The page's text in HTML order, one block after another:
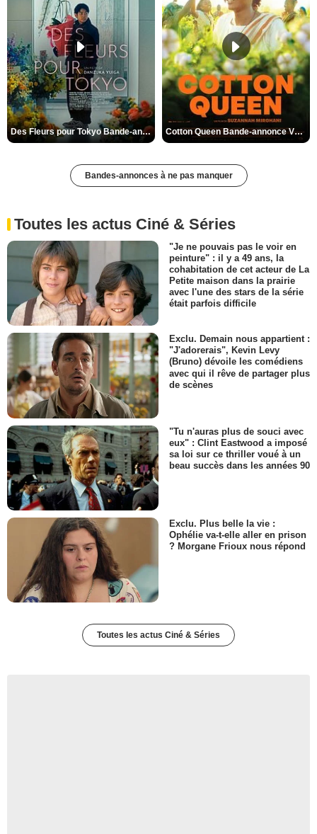
Des Fleurs pour Tokyo Bande-annonce VO STFR Cotton Queen Bande-annonce VO STFR
Bandes-annonces à ne pas manquer
Toutes les actus Ciné & Séries
"Je ne pouvais pas le voir en
peinture" : il y a 49 ans, la
cohabitation de cet acteur de La
Petite maison dans la prairie
avec l'une des stars de la série
était parfois difficile
Exclu. Demain nous appartient :
"J'adorerais", Kevin Levy
(Bruno) dévoile les comédiens
avec qui il rêve de partager plus
de scènes
"Tu n'auras plus de souci avec
eux" : Clint Eastwood a imposé
sa loi sur ce thriller voué à un
beau succès dans les années 90
Exclu. Plus belle la vie :
Ophélie va-t-elle aller en prison
? Morgane Frioux nous répond
Toutes les actus Ciné & Séries